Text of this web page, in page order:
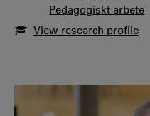
Pedagogiskt arbete
View research profile